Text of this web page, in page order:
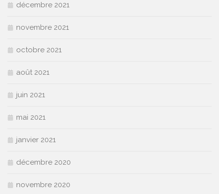
décembre 2021
novembre 2021
octobre 2021
août 2021
juin 2021
mai 2021
janvier 2021
décembre 2020
novembre 2020